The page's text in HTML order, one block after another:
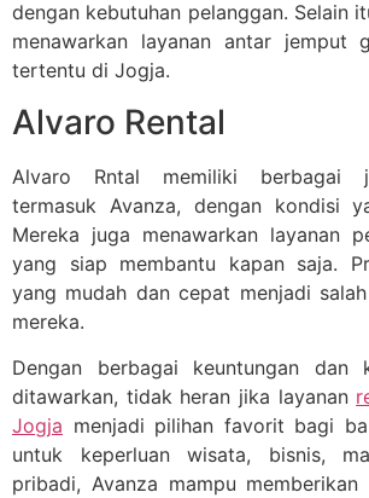
dengan kebutuhan pelanggan. Selain
menawarkan layanan antar jemput
tertentu di Jogja.
Alvaro Rental
Alvaro Rntal memiliki berbagai
termasuk Avanza, dengan kondisi
Mereka juga menawarkan layanan
yang siap membantu kapan saja.
yang mudah dan cepat menjadi
mereka.
Dengan berbagai keuntungan dan
ditawarkan, tidak heran jika layanan
Jogja menjadi pilihan favorit bagi
untuk keperluan wisata, bisnis,
pribadi, Avanza mampu memberikan